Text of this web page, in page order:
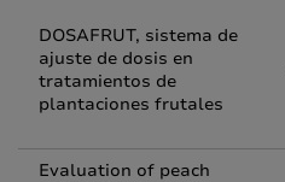
DOSAFRUT, sistema de
ajuste de dosis en
tratamientos de
plantaciones frutales
Evaluation of peach